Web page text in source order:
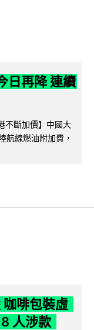
日再降 連續
不斷加價】中國大
航線燃油附加費，
啡包裝虛
人涉款